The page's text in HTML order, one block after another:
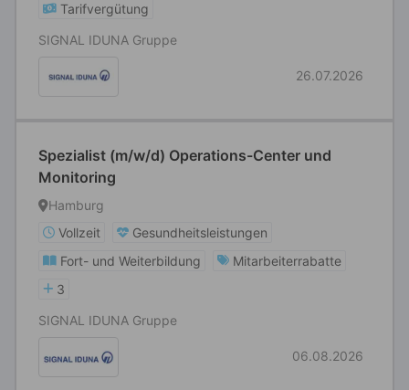
Tarifvergütung
SIGNAL IDUNA Gruppe
26.07.2026
Spezialist (m/w/d) Operations-Center und
Monitoring
Hamburg
Vollzeit
Gesundheitsleistungen
Fort- und Weiterbildung
Mitarbeiterrabatte
3
SIGNAL IDUNA Gruppe
06.08.2026